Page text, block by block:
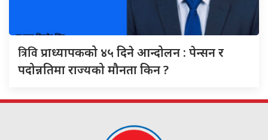
त्रिविप्राध्यापकको ४५ दिने आन्दोलन : पेन्सन र
पदोन्नतिमा राज्यको मौनता किन ?